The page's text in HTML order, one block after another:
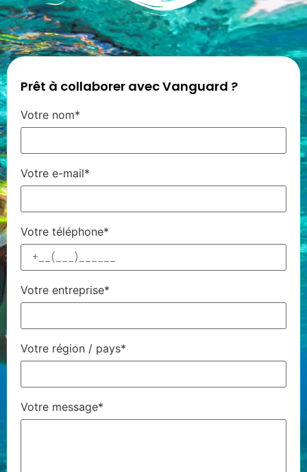
Prêt à collaborer avec Vanguard ?
Votre nom*
Votre e-mail*
Votre téléphone*
Votre entreprise*
Votre région / pays*
Votre message*